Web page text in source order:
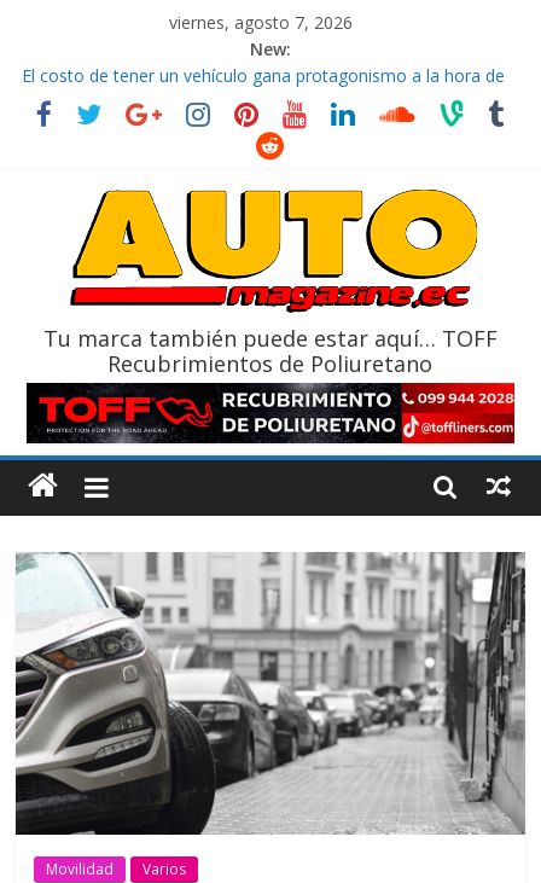
viernes, agosto 7, 2026
New:
El costo de tener un vehículo gana protagonismo a la hora de
decidir
Ultima película ‘Spider‑Man: Brand New Day’ pone en escena a
La Vuelta al Ecuador 2026, edición 47ª, recorre 7 provincias en 8
La FEDAK recibe 12 Sinotruk Bolden para cubrir las rutas de La
Tu marca también puede estar aquí… TOFF
Recubrimientos de Poliuretano
Movilidad Varios